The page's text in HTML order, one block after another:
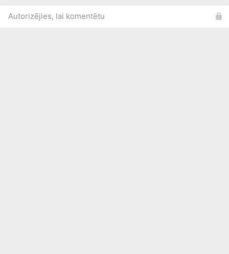
Autorizējies, lai komentētu